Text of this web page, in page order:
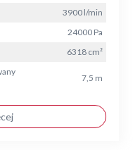
3900 l/min
24000 Pa
6318 cm²
7,5 m